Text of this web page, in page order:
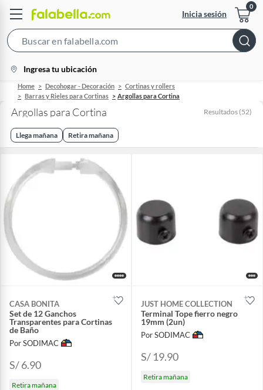
Inicia sesión
Bar
location-
icon
Ingresa tu ubicación
Home Decohogar - Decoración
Cortinas y rollers
Barras y Rieles para Cortinas
Argollas para Cortina
Argollas para Cortina Resultados (52)
Llega mañana Retira mañana
CASA BONITA
Set de 12 Ganchos
Transparentes para Cortinas
de Baño
Por SODIMAC
S/ 6.90
Retira mañana
JUST HOME COLLECTION
Terminal Tope fierro negro
19mm (2un)
Por SODIMAC
S/ 19.90
Retira mañana